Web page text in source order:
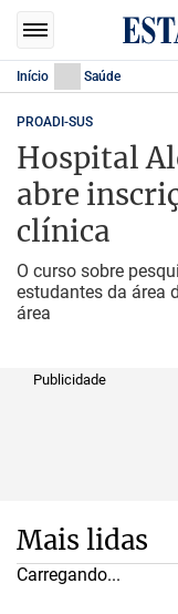
Início Saúde
PROADI-SUS
Hospital
abre
clínica
O curso sobre
estudantes da área
área
Publicidade
Mais lidas
Carregando...